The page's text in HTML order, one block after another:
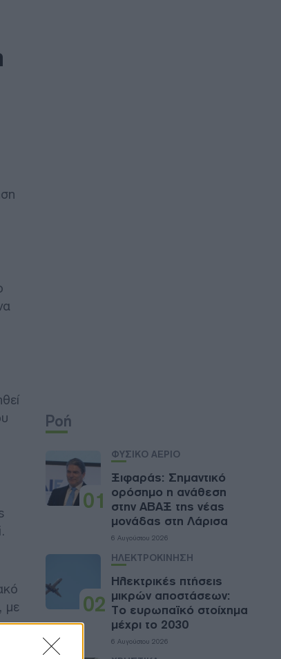
με
Ροή
01
ΦΥΣΙΚΟ ΑΕΡΙΟ
Ξιφαράς: Σημαντικό
ορόσημο η ανάθεση
στην ΑΒΑΞ της νέας
μονάδας στη Λάρισα
6 Αυγούστου 2026
02
ΗΛΕΚΤΡΟΚΙΝΗΣΗ
Ηλεκτρικές πτήσεις
μικρών αποστάσεων:
Το ευρωπαϊκό στοίχημα
μέχρι το 2030
6 Αυγούστου 2026